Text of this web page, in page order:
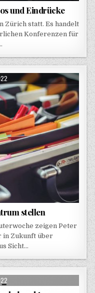
und Eindrücke
Zürich statt. Es handelt
Konferenzen für
stellen
zeigen Peter
in Zukunft über
Sicht…